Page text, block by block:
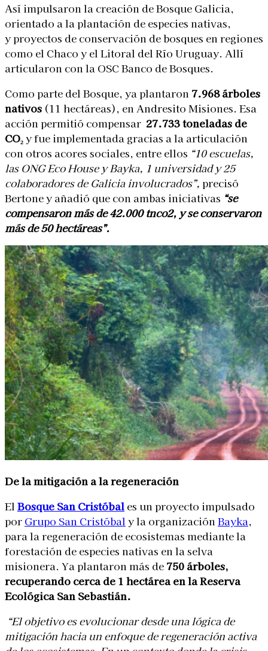
Así impulsaron la creación de Bosque Galicia,
orientado a la plantación de especies nativas,
yproyectos de conservación de bosques en regiones
como el Chaco y el Litoral del Río Uruguay. Allí
articularon con la OSC Banco de Bosques.
Como parte del Bosque, ya plantaron 7.968 árboles
nativos (11 hectáreas), en Andresito Misiones. Esa
acción permitió compensar 27.733 toneladas de
CO₂y fue implementada gracias a la articulación
con otros acores sociales, entre ellos “10 escuelas,
las ONG Eco House y Bayka, 1 universidad y 25
colaboradores de Galicia involucrados”, precisó
Bertone y añadió que con ambas iniciativas “se
compensaronmás de 42.000 tnco2, y se conservaron
más de 50 hectáreas”.
De la mitigación a la regeneración
El Bosque San Cristóbal es un proyecto impulsado
por Grupo San Cristóbal y la organizaciónBayka,
para la regeneración de ecosistemas mediante la
forestación de especies nativas en la selva
misionera. Ya plantaron más de 750 árboles,
recuperando cerca de 1 hectárea en la Reserva
Ecológica San Sebastián.
“El objetivo es evolucionar desde una lógica de
mitigación hacia un enfoque de regeneración activa